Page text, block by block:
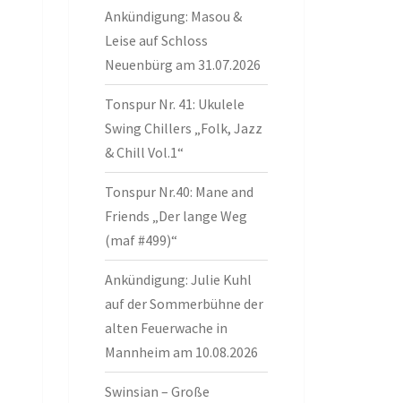
Ankündigung: Masou &
Leise auf Schloss
Neuenbürg am 31.07.2026
Tonspur Nr. 41: Ukulele
Swing Chillers „Folk, Jazz
& Chill Vol.1“
Tonspur Nr.40: Mane and
Friends „Der lange Weg
(maf #499)“
Ankündigung: Julie Kuhl
auf der Sommerbühne der
alten Feuerwache in
Mannheim am 10.08.2026
Swinsian – Große